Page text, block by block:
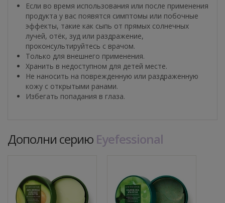
Если во время использования или после применения
продукта у вас появятся симптомы или побочные
эффекты, такие как сыпь от прямых солнечных
лучей, отёк, зуд или раздражение,
проконсультируйтесь с врачом.
Только для внешнего применения.
Хранить в недоступном для детей месте.
Не наносить на поврежденную или раздраженную
кожу с открытыми ранами.
Избегать попадания в глаза.
Дополни серию Eyefessional